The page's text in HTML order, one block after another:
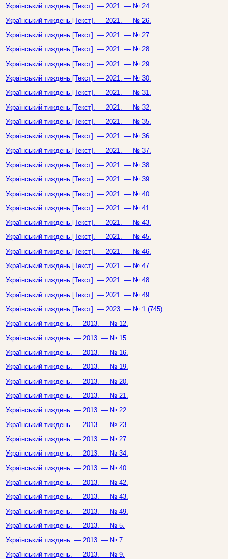
Український тиждень [Текст]. — 2021. — № 24.
Український тиждень [Текст]. — 2021. — № 26.
Український тиждень [Текст]. — 2021. — № 27.
Український тиждень [Текст]. — 2021. — № 28.
Український тиждень [Текст]. — 2021. — № 29.
Український тиждень [Текст]. — 2021. — № 30.
Український тиждень [Текст]. — 2021. — № 31.
Український тиждень [Текст]. — 2021. — № 32.
Український тиждень [Текст]. — 2021. — № 35.
Український тиждень [Текст]. — 2021. — № 36.
Український тиждень [Текст]. — 2021. — № 37.
Український тиждень [Текст]. — 2021. — № 38.
Український тиждень [Текст]. — 2021. — № 39.
Український тиждень [Текст]. — 2021. — № 40.
Український тиждень [Текст]. — 2021. — № 41.
Український тиждень [Текст]. — 2021. — № 43.
Український тиждень [Текст]. — 2021. — № 45.
Український тиждень [Текст]. — 2021. — № 46.
Український тиждень [Текст]. — 2021. — № 47.
Український тиждень [Текст]. — 2021. — № 48.
Український тиждень [Текст]. — 2021. — № 49.
Український тиждень [Текст]. — 2023. — № 1 (745).
Український тиждень. — 2013. — № 12.
Український тиждень. — 2013. — № 15.
Український тиждень. — 2013. — № 16.
Український тиждень. — 2013. — № 19.
Український тиждень. — 2013. — № 20.
Український тиждень. — 2013. — № 21.
Український тиждень. — 2013. — № 22.
Український тиждень. — 2013. — № 23.
Український тиждень. — 2013. — № 27.
Український тиждень. — 2013. — № 34.
Український тиждень. — 2013. — № 40.
Український тиждень. — 2013. — № 42.
Український тиждень. — 2013. — № 43.
Український тиждень. — 2013. — № 49.
Український тиждень. — 2013. — № 5.
Український тиждень. — 2013. — № 7.
Український тиждень. — 2013. — № 9.